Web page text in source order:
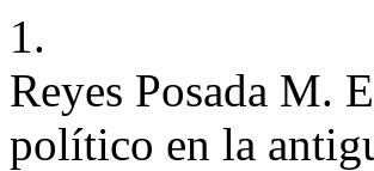
1.
Reyes Posada M.
político en la